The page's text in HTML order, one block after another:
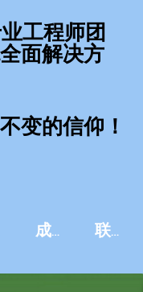
成功案例 联系我们
工程师团
面解决方
变的信仰！